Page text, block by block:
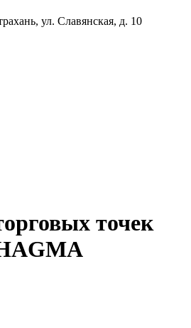
ул. Славянская, д. 10
точек